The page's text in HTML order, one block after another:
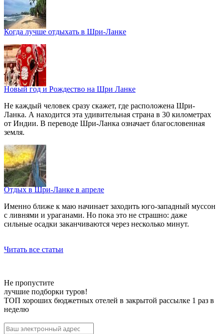
Когда лучше отдыхать в Шри-Ланке
Новый год и Рождество на Шри Ланке
Не каждый человек сразу скажет, где расположена Шри-
Ланка. А находится эта удивительная страна в 30 километрах
от Индии. В переводе Шри-Ланка означает благословенная
земля.
Отдых в Шри-Ланке в апреле
Именно ближе к маю начинает заходить юго-западный муссон
с ливнями и ураганами. Но пока это не страшно: даже
сильные осадки заканчиваются через несколько минут.
Читать все статьи
Не пропустите
лучшие подборки туров!
ТОП хороших бюджетных отелей в закрытой рассылке 1 раз в
неделю